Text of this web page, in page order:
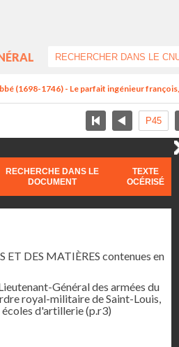
(1698-1746) - Le parfait ingénieur
RECHERCHE DANS LE
DOCUMENT
TEXTE
OCÉRISÉ
ET DES MATIÈRES contenues en
Général des armées du
royal-militaire de Saint-Louis,
d'artillerie(p.r3)